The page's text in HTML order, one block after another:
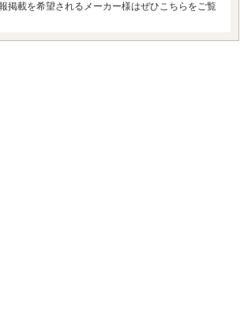
掲載を希望されるメーカー様はぜひこちらをご覧